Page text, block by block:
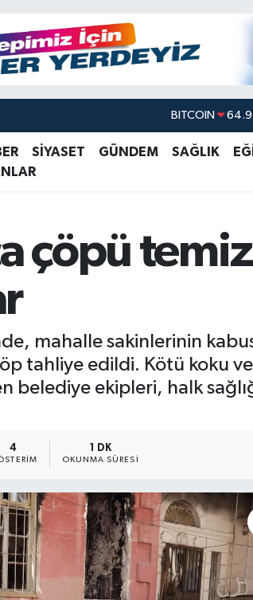
DOLAR
EURO
BİST100
BITCOIN
SİYASET GÜNDEM SAĞLIK
çöpü
mahalle sakinlerinin
tahliye edildi. Kötü koku
belediye ekipleri, halk
4 1 DK
OKUNMA SÜRESI